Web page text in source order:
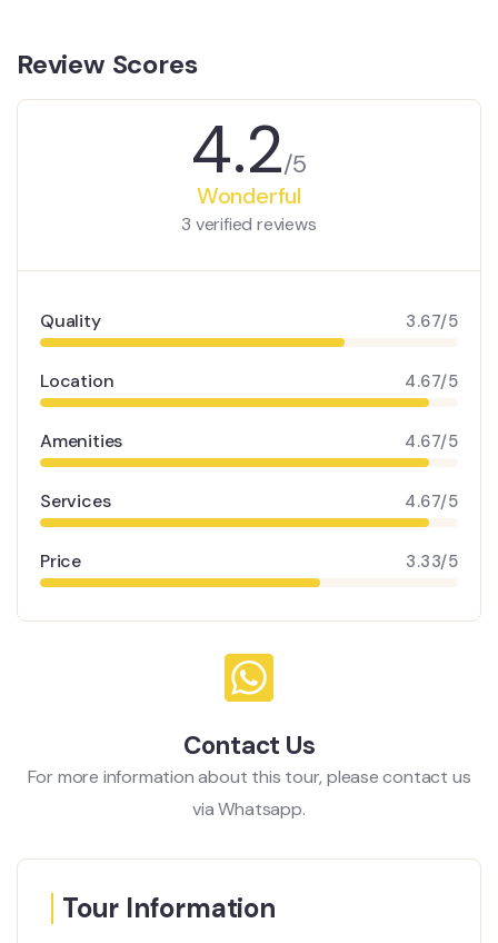
Review Scores
4.2/5
Wonderful
3 verified reviews
Quality 3.67/5
Location 4.67/5
Amenities 4.67/5
Services 4.67/5
Price 3.33/5
Contact Us
For more information about this tour, please contact us
via Whatsapp.
Tour Information